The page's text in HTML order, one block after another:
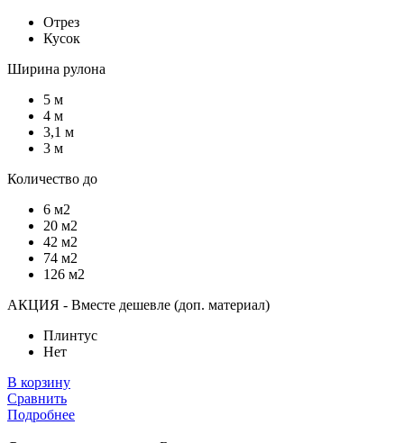
Отрез
Кусок
Ширина рулона
5 м
4 м
3,1 м
3 м
Количество до
6 м2
20 м2
42 м2
74 м2
126 м2
АКЦИЯ - Вместе дешевле (доп. материал)
Плинтус
Нет
В корзину
Сравнить
Подробнее